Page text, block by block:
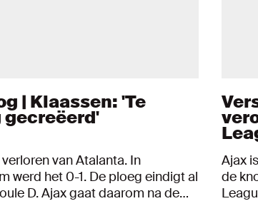
| Klaassen: 'Te
van Atalanta. In
werd het 0-1. De ploeg eindigt al
D. Ajax gaat daarom na de
Ajax
de